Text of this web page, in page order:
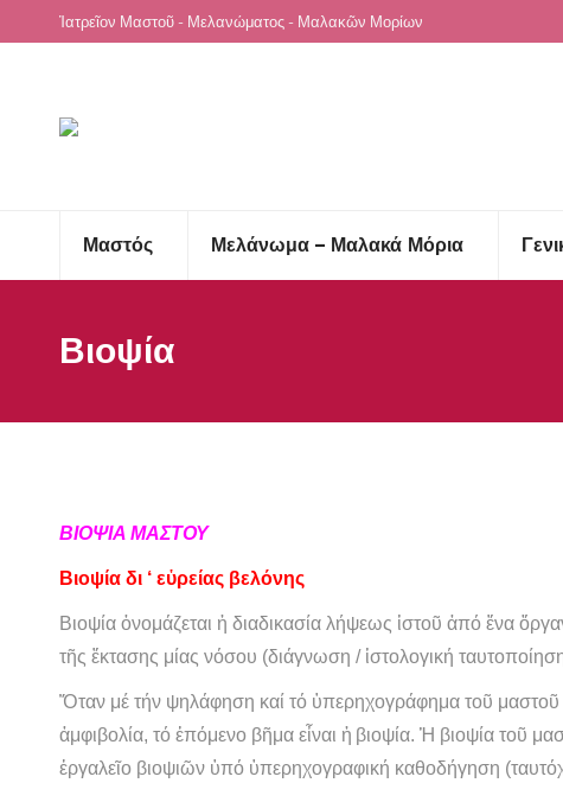
Ἰατρεῖον Μαστοῦ - Μελανώματος - Μαλακῶν Μορίων
Μαστός Μελάνωμα – Μαλακά Μόρια
Βιοψία
ΒΙΟΨΙΑ ΜΑΣΤΟΥ
Βιοψία δι ‘ εὑρείας βελόνης
Βιοψία ὀνομάζεται ἡ διαδικασία λήψεως ἱστοῦ ἀπό ἕνα
τῆς ἔκτασης μίας νόσου (διάγνωση / ἱστολογική
Ὅταν μέ τήν ψηλάφηση καί τό ὑπερηχογράφημα τοῦ
ἀμφιβολία, τό ἑπόμενο βῆμα εἶναι ἡ βιοψία. Ἡ βιοψία τοῦ
ἐργαλεῖο βιοψιῶν ὑπό ὑπερηχογραφική καθοδήγηση